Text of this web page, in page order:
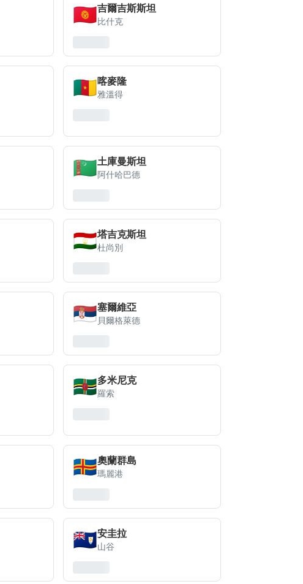
🇰🇬吉爾吉斯斯坦
比什克
🇨🇲喀麥隆
雅溫得
🇹🇲土庫曼斯坦
阿什哈巴德
🇹🇯塔吉克斯坦
杜尚別
🇷🇸塞爾維亞
貝爾格萊德
🇩🇲多米尼克
羅索
🇦🇽奧蘭群島
瑪麗港
🇦🇮安圭拉
山谷